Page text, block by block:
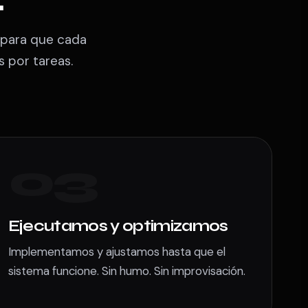
que cada
por tareas.
Ejecutamos y optimizamos
Implementamos y ajustamos hasta que el
sistema funcione. Sin humo. Sin improvisación.